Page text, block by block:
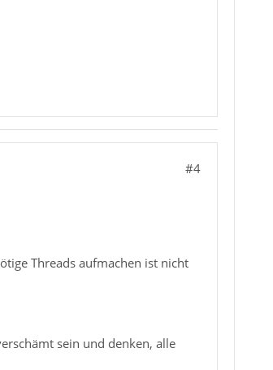
#4
Threads aufmachen ist nicht
sein und denken, alle